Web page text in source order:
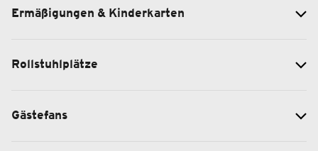
Ermäßigungen & Kinderkarten
Rollstuhlplätze
Gästefans